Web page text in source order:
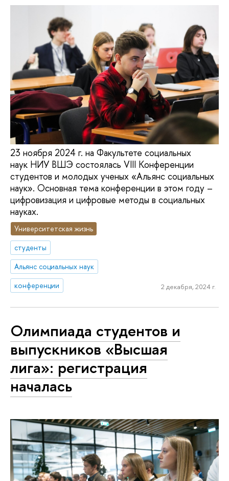
23 ноября 2024 г. на Факультете социальных
наук НИУ ВШЭ состоялась VIII Конференции
студентов и молодых ученых «Альянс социальных
наук». Основная тема конференции в этом году –
цифровизация и цифровые методы в социальных
науках.
Университетская жизнь
студенты
Альянс социальных наук
конференции
2 декабря, 2024 г.
Олимпиада студентов и
выпускников «Высшая
лига»: регистрация
началась